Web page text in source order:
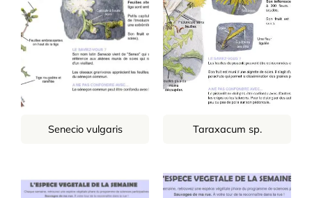
Senecio vulgaris Taraxacum sp.